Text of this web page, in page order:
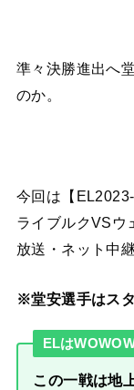
準々決勝進出へ
のか。
今回は【
ライブルクVSウ
放送・ネット中
※堂安選手はス
ELは
この一戦は地